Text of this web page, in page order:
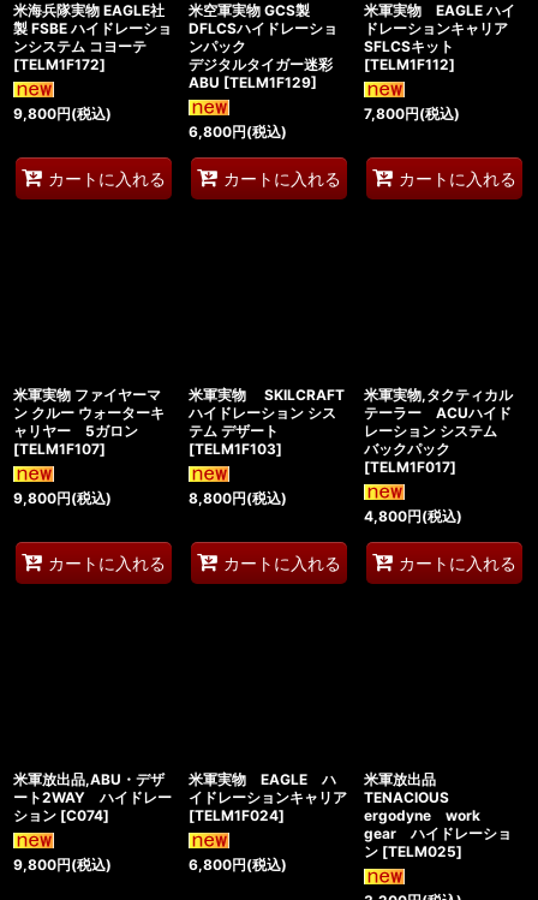
米海兵隊実物 EAGLE社
製 FSBE ハイドレーショ
ンシステム コヨーテ
[TELM1F172]
9,800円(税込)
カートに入れる
米空軍実物 GCS製
DFLCSハイドレーショ
ンパック
デジタルタイガー迷彩
ABU [TELM1F129]
6,800円(税込)
カートに入れる
米軍実物 EAGLE ハイ
ドレーションキャリア
SFLCSキット
[TELM1F112]
7,800円(税込)
カートに入れる
米軍実物 ファイヤーマ
ン クルー ウォーターキ
ャリヤー 5ガロン
[TELM1F107]
9,800円(税込)
カートに入れる
米軍実物 SKILCRAFT
ハイドレーション シス
テム デザート
[TELM1F103]
8,800円(税込)
カートに入れる
米軍実物,タクティカル
テーラー ACUハイド
レーション システム
バックパック
[TELM1F017]
4,800円(税込)
カートに入れる
米軍放出品,ABU・デザ
ート2WAY ハイドレー
ション [C074]
9,800円(税込)
米軍実物 EAGLE ハ
イドレーションキャリア
[TELM1F024]
6,800円(税込)
米軍放出品
TENACIOUS
ergodyne work
gear ハイドレーショ
ン [TELM025]